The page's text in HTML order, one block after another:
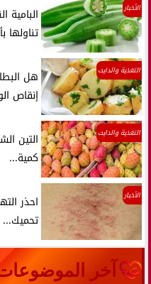
الأخبار
تناولها
التغذية والدايت
هل
إنقاص
التغذية والدايت
كمية...
الأخبار
تحميك...
آخر